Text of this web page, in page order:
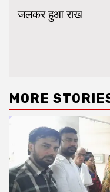
जलकर हुआ राख
MORE